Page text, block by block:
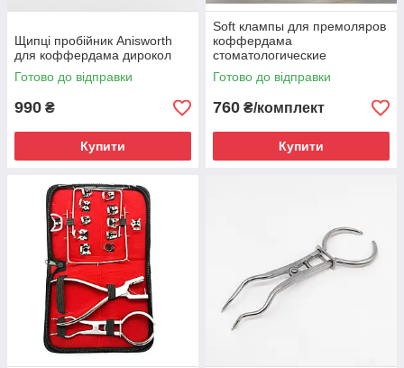
Щипці пробійник Anisworth
для коффердама дирокол
Готово до відправки
990 ₴
Купити
Soft клампы для премоляров
коффердама
стоматологические
Готово до відправки
760 ₴/комплект
Купити